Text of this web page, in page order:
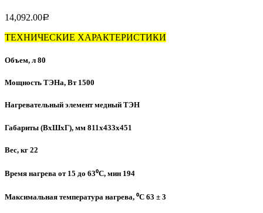
14,092.00Р
ТЕХНИЧЕСКИЕ ХАРАКТЕРИСТИКИ
Объем, л 80
Мощность ТЭНа, Вт 1500
Нагревательный элемент медный ТЭН
Габариты (ВхШхГ), мм 811х433х451
Вес, кг 22
Время нагрева от 15 до 63⁰C, мин 194
Максимальная температура нагрева, ⁰C 63 ± 3